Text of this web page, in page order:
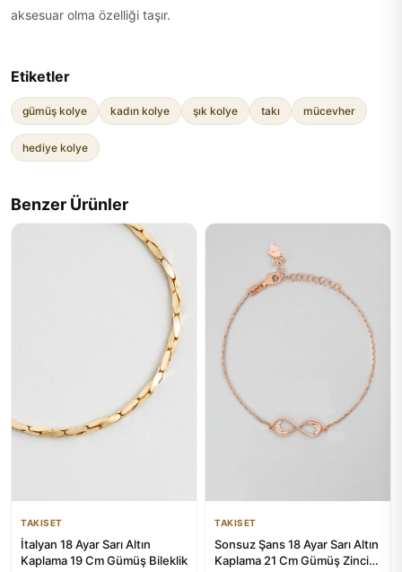
aksesuar olma özelliği taşır.
Etiketler
gümüş kolye kadın kolye şık kolye takı mücevher
hediye kolye
Benzer Ürünler
TAKISET
İtalyan 18 Ayar Sarı Altın
Kaplama 19 Cm Gümüş Bileklik
TAKISET
Sonsuz Şans 18 Ayar Sarı Altın
Kaplama 21 Cm Gümüş Zincir